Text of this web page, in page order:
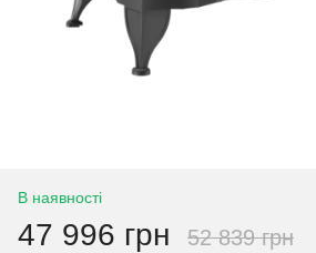
В наявності
47 996 грн 52 839 грн